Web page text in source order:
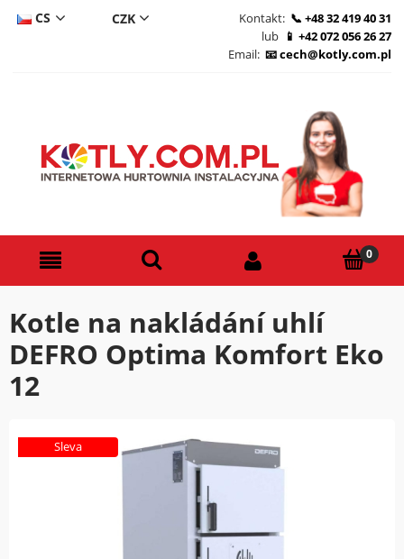
CS
Kontakt:
+48 32 419 40 31
lub
+42 072 056 26 27
Email:
cech@kotly.com.pl
Kotle na nakládání uhlí
DEFRO Optima Komfort Eko
12
Sleva